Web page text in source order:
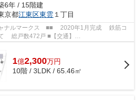
6年 / 15階建
京都江東区東雲 １丁目
■■ 2020年1月完成 鉄筋コ
472戸 ■【交通】
メトロ有楽町線【豊洲】駅より...
1億2,300万円
10階 / 3LDK / 65.46㎡